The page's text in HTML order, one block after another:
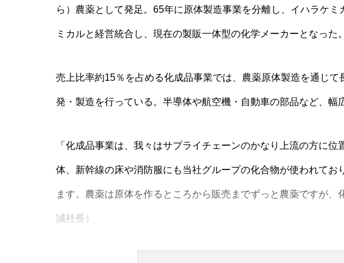
ら）農薬として発足。65年に原体製造事業を分離し、イハラケ
ミカルと経営統合し、現在の製販一体型の化学メーカーとなった。
売上比率約15％を占める化成品事業では、農薬原体製造を通じ
発・製造を行っている。半導体や航空機・自動車の部品など、
「化成品事業は、我々はサプライチェーンのかなり上流の方に
体、新幹線の床や消防服にも当社グループの化合物が使われて
ます。農薬は原体を作るところから販売までずっと農薬ですが
誠社長）